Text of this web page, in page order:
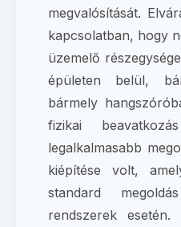
megvalósítását.
kapcsolatban, hogy
üzemelő
épületen belül,
bármely
fizikai
legalkalmasabb
kiépítése volt,
standard
rendszerek